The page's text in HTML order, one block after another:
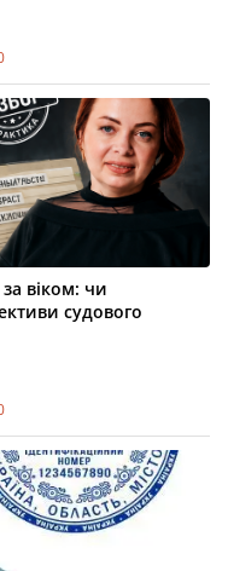
віком: чи
судового